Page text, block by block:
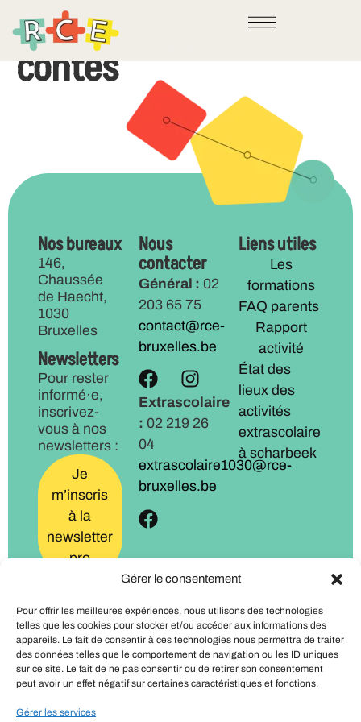
Gérer le consentement
Pour offrir les meilleures expériences, nous utilisons des technologies
telles que les cookies pour stocker et/ou accéder aux informations des
appareils. Le fait de consentir à ces technologies nous permettra de traiter
des données telles que le comportement de navigation ou les ID uniques
sur ce site. Le fait de ne pas consentir ou de retirer son consentement
peut avoir un effet négatif sur certaines caractéristiques et fonctions.
Gérer les services
Family Sunday
contes
Nos bureaux
146,
Chaussée
de Haecht,
1030
Bruxelles
Newsletters
Pour rester
informé·e,
inscrivez-
vous à nos
newsletters :
Je
m’inscris
à la
newsletter
pro
m’inscris
à la
newsletter
familles
Nous
contacter
Général : 02
203 65 75
contact@rce-
bruxelles.be
Extrascolaire
: 02 219 26
04
extrascolaire1030@rce-
bruxelles.be
Liens utiles
Les
formations
FAQ parents
Rapport
activité
État des
lieux des
activités
extrascolaire
à scharbeek